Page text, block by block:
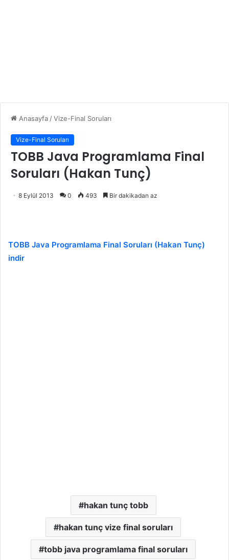
Anasayfa /Vize-Final Soruları
Vize-Final Soruları
TOBB Java Programlama Final
Soruları (Hakan Tunç)
8 Eylül 2013 0 493 Bir dakikadan az
TOBB Java Programlama Final Soruları (Hakan Tunç)
indir
hakan tunç tobb
hakan tunç vize final soruları
tobb java programlama final soruları